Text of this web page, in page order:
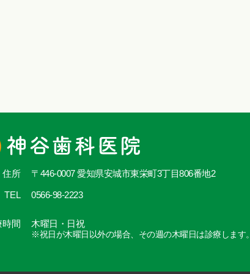
住所 〒446-0007 愛知県安城市東栄町3丁目806番地2
TEL 0566-98-2223
時間 木曜日・日祝
※祝日が木曜日以外の場合、その週の木曜日は診療します。